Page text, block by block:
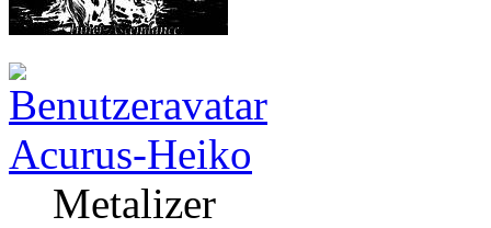
Acurus-Heiko
Metalizer